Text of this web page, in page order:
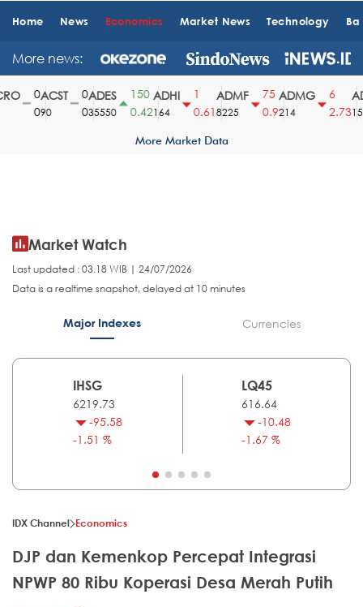
Home News Economics Market News Technology
More news:
ACST
90
ADES
35550
150
0.42
ADHI
164
0.61
ADMF
8225
75
0.9
ADMG
214
2.731510
More Market Data
Market Watch
Last updated : 03.18 WIB | 24/07/2026
Data is a realtime snapshot, delayed at 10 minutes
Major Indexes Currencies
IHSG
6219.73
-95.58
-1.51 %
LQ45
616.64
-10.48
-1.67 %
IDX Channel Economics
DJP dan Kemenkop Percepat Integrasi
NPWP 80 Ribu Koperasi Desa Merah Putih